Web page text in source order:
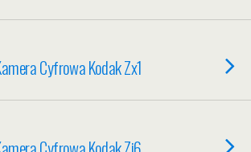
Cyfrowa Kodak Zx1